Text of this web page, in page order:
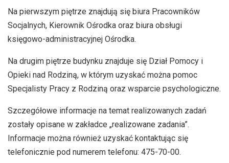
Na pierwszym piętrze znajdują się biura Pracowników
Socjalnych, Kierownik Ośrodka oraz biura obsługi
księgowo-administracyjnej Ośrodka.
Na drugim piętrze budynku znajduje się Dział Pomocy i
Opieki nad Rodziną, w którym uzyskać można pomoc
Specjalisty Pracy z Rodziną oraz wsparcie psychologiczne.
Szczegółowe informacje na temat realizowanych zadań
zostały opisane w zakładce „realizowane zadania”.
Informacje można również uzyskać kontaktując się
telefonicznie pod numerem telefonu: 475-70-00.